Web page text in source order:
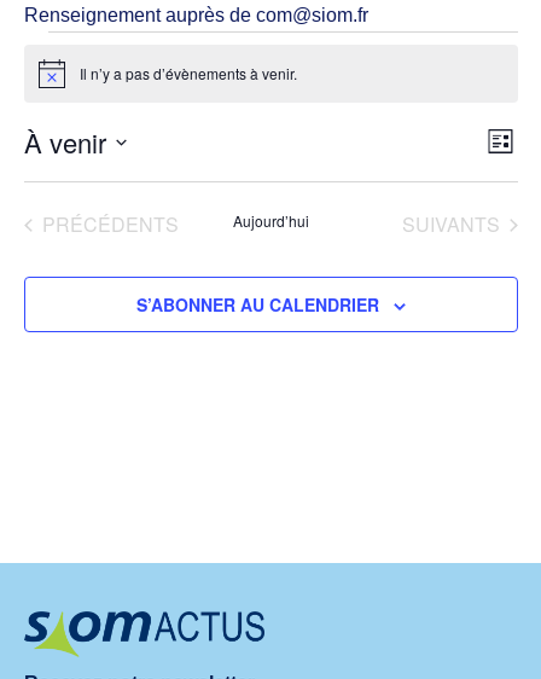
Renseignement auprès de com@siom.fr
ÉVÈNEMENTS
Notice Il n’y a pas d’évènements à venir.
LISTE
À venir
Sélectionnez
ÉVÈNEMENTS
PRÉCÉDENTS Aujourd’hui ÉVÈNEMENTS
SUIVANTS
S’ABONNER AU CALENDRIER